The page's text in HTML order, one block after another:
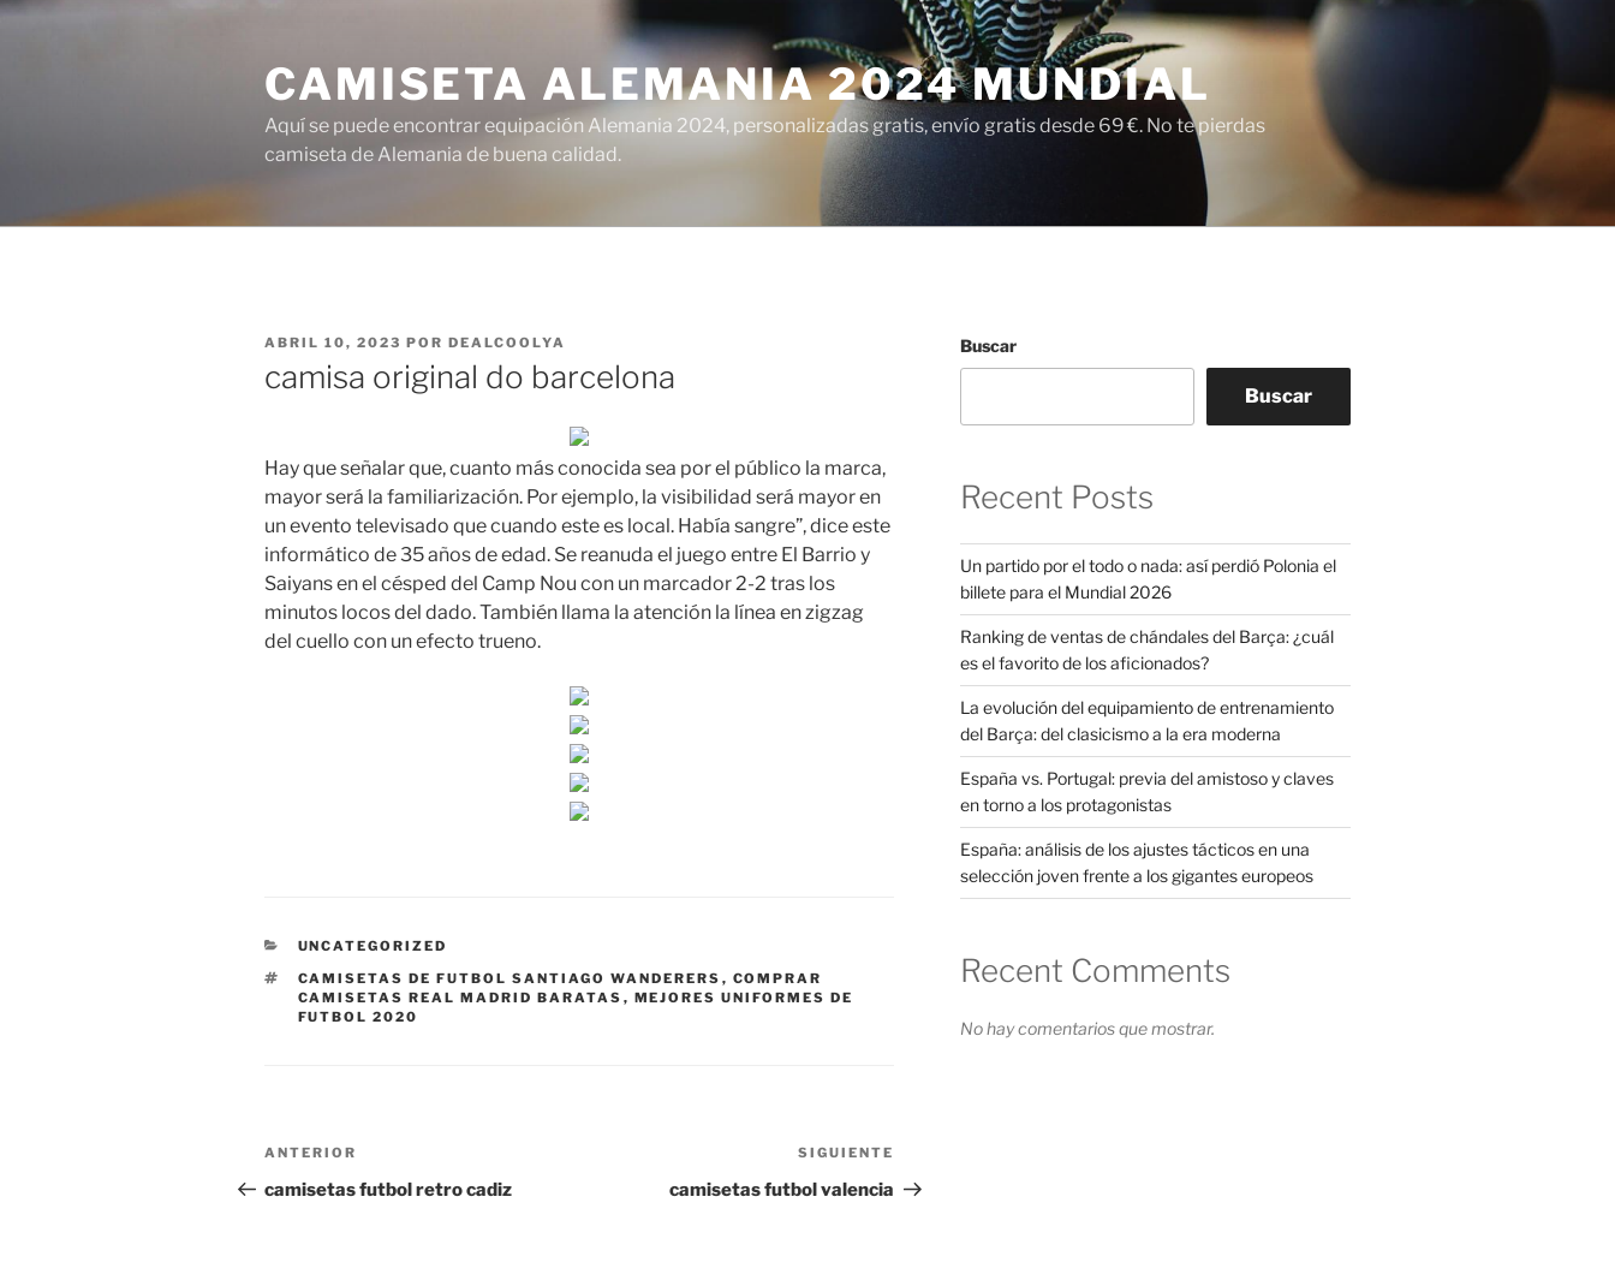
Saltar
CAMISETA ALEMANIA 2024 MUNDIAL
Aquí se puede encontrar equipación Alemania 2024, personalizadas gratis, envío gratis desde 69 €. No te pierdas
camiseta de Alemania de buena calidad.
PUBLICADO
ABRIL 10, 2023 POR DEALCOOLYA
camisa original do barcelona
Hay que señalar que, cuanto más conocida sea por el público la marca,
mayor será la familiarización. Por ejemplo, la visibilidad será mayor en
un evento televisado que cuando este es local. Había sangre”, dice este
informático de 35 años de edad. Se reanuda el juego entre El Barrio y
Saiyans en el césped del Camp Nou con un marcador 2-2 tras los
minutos locos del dado. También llama la atención la línea en zigzag
del cuello con un efecto trueno.
CATEGORÍAS
UNCATEGORIZED
ETIQUETAS
CAMISETAS DE FUTBOL SANTIAGO WANDERERS , COMPRAR
CAMISETAS REAL MADRID BARATAS , MEJORES UNIFORMES DE
FUTBOL 2020
Navegación
de
Entrada
anterior:
ANTERIOR
camisetas futbol retro cadiz
entrada
SIGUIENTE
camisetas futbol valencia
Buscar
Buscar
Recent Posts
Un partido por el todo o nada: así perdió Polonia el
billete para el Mundial 2026
Ranking de ventas de chándales del Barça: ¿cuál
es el favorito de los aficionados?
La evolución del equipamiento de entrenamiento
del Barça: del clasicismo a la era moderna
España vs. Portugal: previa del amistoso y claves
en torno a los protagonistas
España: análisis de los ajustes tácticos en una
selección joven frente a los gigantes europeos
Recent Comments
No hay comentarios que mostrar.